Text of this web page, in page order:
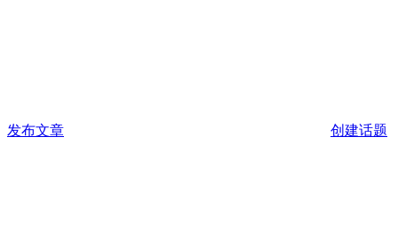
发布文章 创建话题